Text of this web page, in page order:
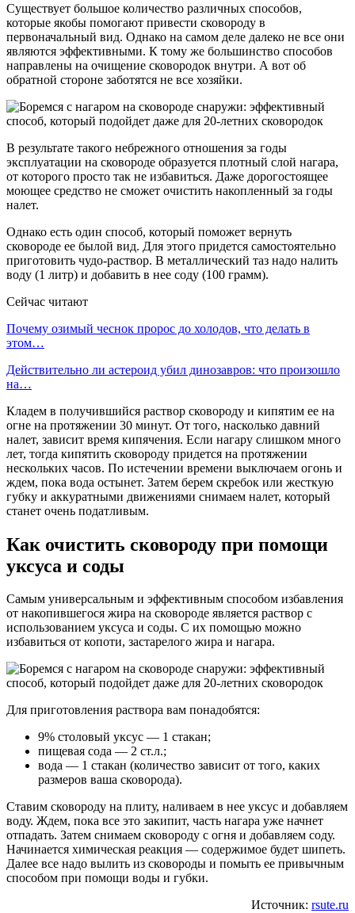
Существует большое количество различных способов,
которые якобы помогают привести сковороду в
первоначальный вид. Однако на самом деле далеко не все они
являются эффективными. К тому же большинство способов
направлены на очищение сковородок внутри. А вот об
обратной стороне заботятся не все хозяйки.
В результате такого небрежного отношения за годы
эксплуатации на сковороде образуется плотный слой нагара,
от которого просто так не избавиться. Даже дорогостоящее
моющее средство не сможет очистить накопленный за годы
налет.
Однако есть один способ, который поможет вернуть
сковороде ее былой вид. Для этого придется самостоятельно
приготовить чудо-раствор. В металлический таз надо налить
воду (1 литр) и добавить в нее соду (100 грамм).
Сейчас читают
Почему озимый чеснок пророс до холодов, что делать в
этом…
Действительно ли астероид убил динозавров: что произошло
на…
Кладем в получившийся раствор сковороду и кипятим ее на
огне на протяжении 30 минут. От того, насколько давний
налет, зависит время кипячения. Если нагару слишком много
лет, тогда кипятить сковороду придется на протяжении
нескольких часов. По истечении времени выключаем огонь и
ждем, пока вода остынет. Затем берем скребок или жесткую
губку и аккуратными движениями снимаем налет, который
станет очень податливым.
Как очистить сковороду при помощи
уксуса и соды
Самым универсальным и эффективным способом избавления
от накопившегося жира на сковороде является раствор с
использованием уксуса и соды. С их помощью можно
избавиться от копоти, застарелого жира и нагара.
Для приготовления раствора вам понадобятся:
9% столовый уксус — 1 стакан;
пищевая сода — 2 ст.л.;
вода — 1 стакан (количество зависит от того, каких
размеров ваша сковорода).
Ставим сковороду на плиту, наливаем в нее уксус и добавляем
воду. Ждем, пока все это закипит, часть нагара уже начнет
отпадать. Затем снимаем сковороду с огня и добавляем соду.
Начинается химическая реакция — содержимое будет шипеть.
Далее все надо вылить из сковороды и помыть ее привычным
способом при помощи воды и губки.
Источник: rsute.ru